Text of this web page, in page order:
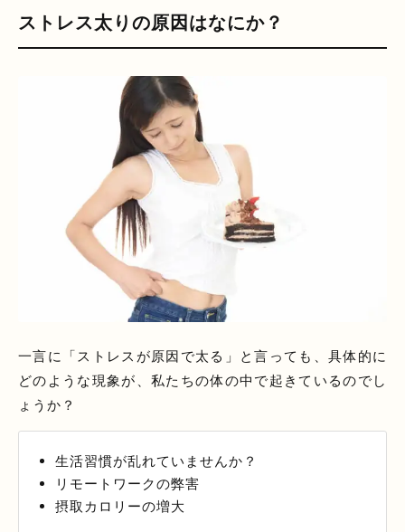
ストレス太りの原因はなにか？
一言に「ストレスが原因で太る」と言っても、具体的に
どのような現象が、私たちの体の中で起きているのでし
ょうか？
生活習慣が乱れていませんか？
リモートワークの弊害
摂取カロリーの増大